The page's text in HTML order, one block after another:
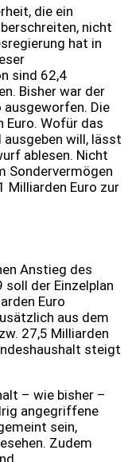
die ein
nicht
hat in
sind 62,4
Bisher war der
ausgeworfen. Die
Euro. Wofür das
will, lässt
ablesen. Nicht
Sondervermögen
Milliarden Euro zur
Anstieg des
der Einzelplan
Euro
aus dem
27,5 Milliarden
steigt
– wie bisher –
angegriffene
sein,
Zudem